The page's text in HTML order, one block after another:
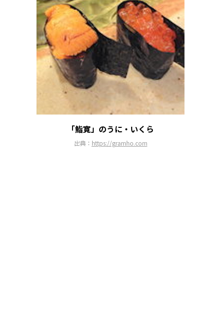
「鮨寛」のうに・いくら
出典： https://gramho.com